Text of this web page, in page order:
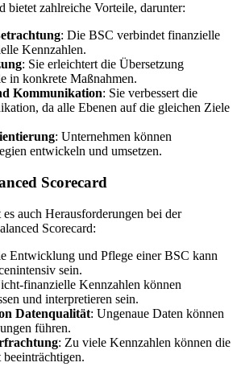
bietet zahlreiche Vorteile, darunter:
: Die BSC verbindet finanzielle
Kennzahlen.
: Sie erleichtert die Übersetzung
in konkrete Maßnahmen.
Kommunikation: Sie verbessert die
da alle Ebenen auf die gleichen Ziele
: Unternehmen können
entwickeln und umsetzen.
Scorecard
auch Herausforderungen bei der
Scorecard:
Entwicklung und Pflege einer BSC kann
sein.
finanzielle Kennzahlen können
und interpretieren sein.
Datenqualität: Ungenaue Daten können
führen.
: Zu viele Kennzahlen können die